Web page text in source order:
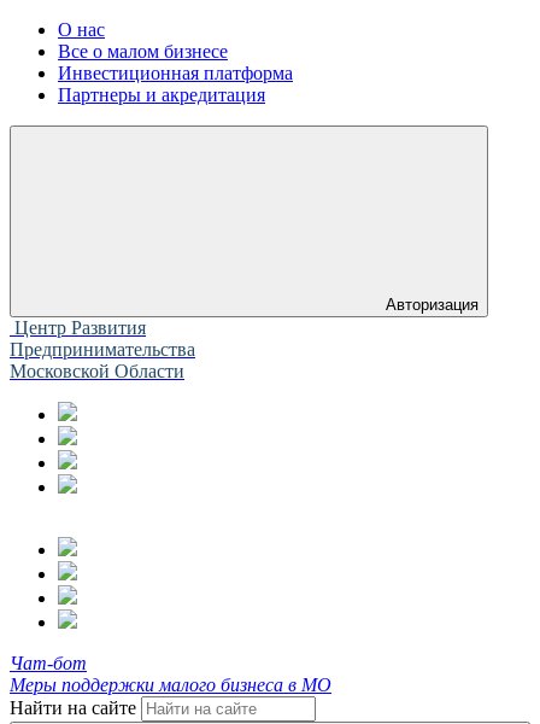
О нас
Все о малом бизнесе
Инвестиционная платформа
Партнеры и акредитация
Авторизация
Центр Развития
Предпринимательства
Московской Области
Чат-бот
Меры поддержки малого бизнеса в МО
Найти на сайте